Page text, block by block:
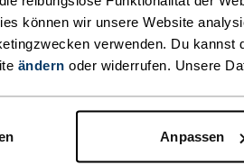
können wir unsere Website
verwenden. Du kannst
ändern oder widerrufen. Unsere
Anpassen
und das leichte
ein
mithilfe des
schnell
Wärmeschutz
liegst mit